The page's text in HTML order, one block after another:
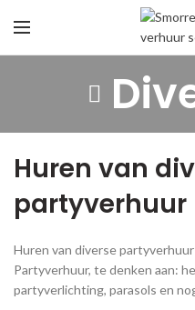
Huren van
partyverhuur
Huren van diverse
Partyverhuur, te denken aan:
partyverlichting, parasols en